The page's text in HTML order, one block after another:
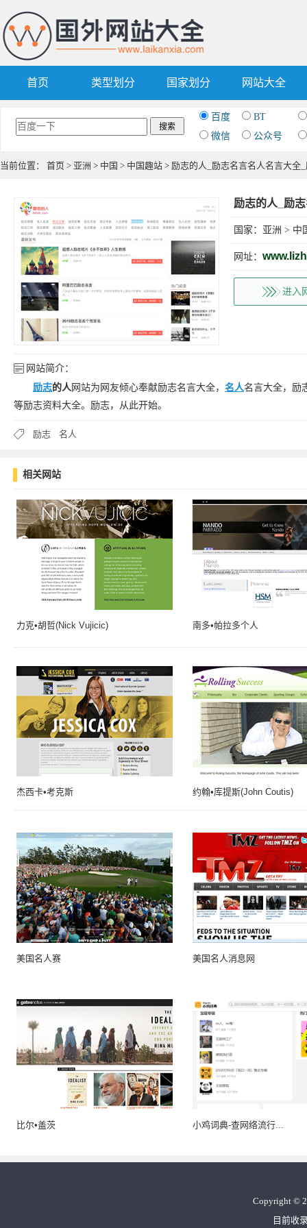
首页 类型划分 国家划分 网站大全
百度
BT
微信
公众号
当前位置： 首页 > 亚洲 > 中国 > 中国趣站 > 励志的人_励志名言名人名言大全
国家： 亚洲 > 中
网址：
进入
网站简介：
励志的人网站为网友倾心奉献励志名言大全， 名人名言大全，励
等励志资料大全。励志，从此开始。
励志 名人
相关网站
力克•胡哲(Nick Vujicic) 南多•帕拉多个人
杰西卡•考克斯 约翰•库提斯(John Coutis)
美国名人赛 美国名人消息网
比尔•盖茨 小鸡词典-查网络流行...
Copyright ©
目前收